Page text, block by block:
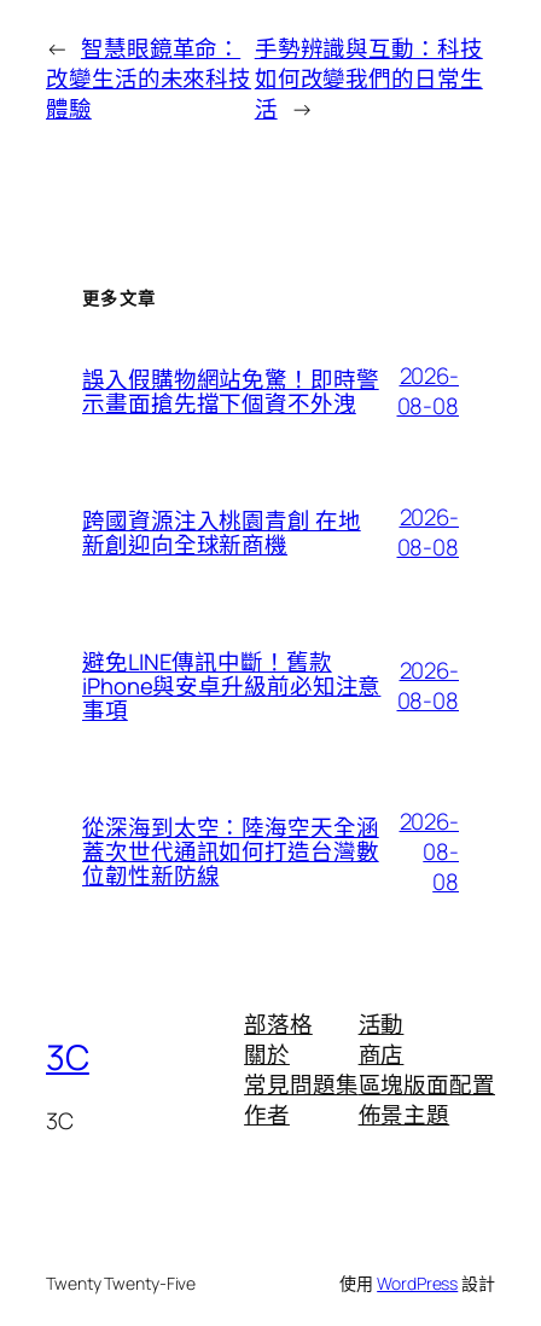
← 智慧眼鏡革命：
改變生活的未來科技
體驗
手勢辨識與互動：科技
如何改變我們的日常生
活 →
更多文章
誤入假購物網站免驚！即時警
示畫面搶先擋下個資不外洩
2026-
08-08
跨國資源注入桃園青創 在地
新創迎向全球新商機
2026-
08-08
避免LINE傳訊中斷！舊款
iPhone與安卓升級前必知注意
事項
2026-
08-08
從深海到太空：陸海空天全涵
蓋次世代通訊如何打造台灣數
位韌性新防線
2026-
08-
08
3C
3C
部落格
關於
常見問題集
作者
活動
商店
區塊版面配置
佈景主題
Twenty Twenty-Five 使用WordPress設計